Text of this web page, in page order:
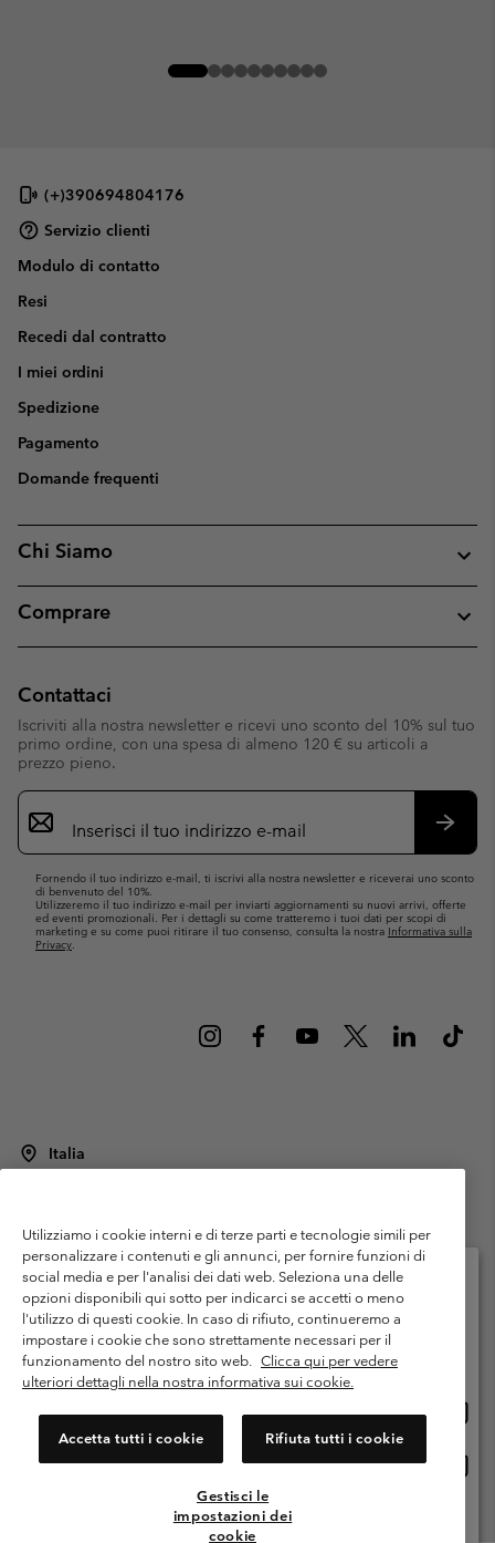
(+)390694804176
Servizio clienti
Modulo di contatto
Resi
Recedi dal contratto
I miei ordini
Spedizione
Pagamento
Domande frequenti
Chi Siamo
Comprare
Contattaci
Iscriviti alla nostra newsletter e ricevi uno sconto del 10% sul tuo
primo ordine, con una spesa di almeno 120 € su articoli a
prezzo pieno.
Iscrizione
e-
mail
Fornendo il tuo indirizzo e-mail, ti iscrivi alla nostra newsletter e riceverai uno sconto
di benvenuto del 10%.
Utilizzeremo il tuo indirizzo e-mail per inviarti aggiornamenti su nuovi arrivi, offerte
ed eventi promozionali. Per i dettagli su come tratteremo i tuoi dati per scopi di
marketing e su come puoi ritirare il tuo consenso, consulta la nostra Informativa sulla
Privacy.
Italia
Termini di utilizzo
Condizioni Generali di Venditaa
Garanzia
Politica sulla privacy
Termini e condizioni del programma di membership
Condizioni di utilizzo dei contenuti generati dagli utenti
Impressum
Cookies
Public CBCR
Servizio clienti: Lun. - ven. 9:00 - 13:00 & 14:00- 18:00
(+)390694804176
Utilizziamo i cookie interni e di terze parti e tecnologie simili per
personalizzare i contenuti e gli annunci, per fornire funzioni di
social media e per l'analisi dei dati web. Seleziona una delle
opzioni disponibili qui sotto per indicarci se accetti o meno
l'utilizzo di questi cookie. In caso di rifiuto, continueremo a
impostare i cookie che sono strettamente necessari per il
funzionamento del nostro sito web. Clicca qui per vedere
ulteriori dettagli nella nostra informativa sui cookie.
Accetta tutti i cookie Rifiuta tutti i cookie
Gestisci le
impostazioni dei
cookie
Seleziona il paese di spedizione e la lingua
Shopping online disponibile
online
Italia
online
Visualizza Tutti I Paesi